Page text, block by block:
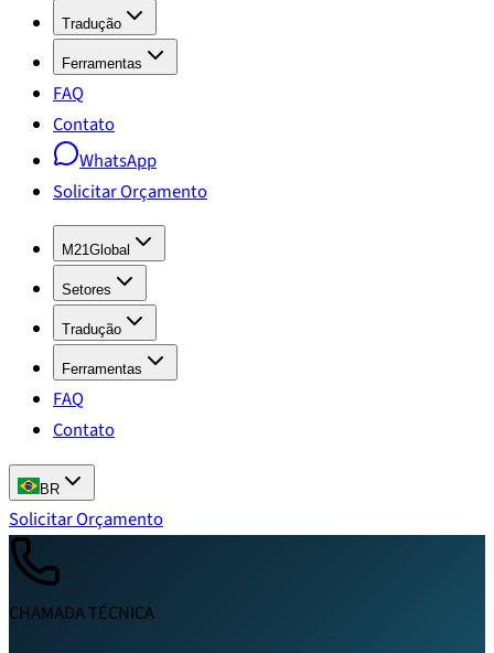
Tradução
Ferramentas
FAQ
Contato
WhatsApp
Solicitar Orçamento
M21Global
Setores
Tradução
Ferramentas
FAQ
Contato
BR
Solicitar Orçamento
CHAMADA TÉCNICA